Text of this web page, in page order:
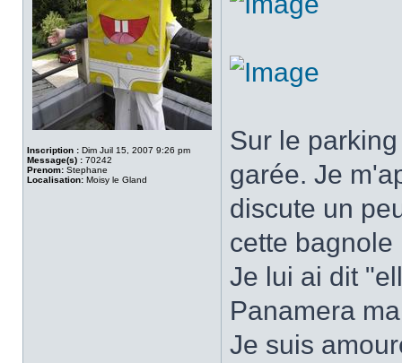
Inscription : Dim Juil 15, 2007 9:26 pm
Message(s) : 70242
Prenom: Stephane
Localisation: Moisy le Gland
Sur le
garée. Je
discute un
cette
Je lui ai dit
Panamera
Je suis